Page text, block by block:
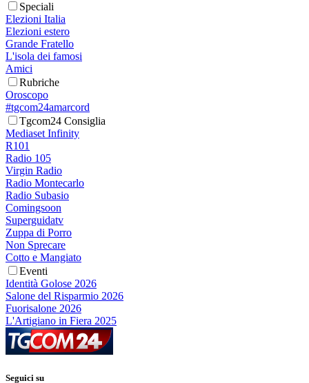
Speciali
Elezioni Italia
Elezioni estero
Grande Fratello
L'isola dei famosi
Amici
Rubriche
Oroscopo
#tgcom24amarcord
Tgcom24 Consiglia
Mediaset Infinity
R101
Radio 105
Virgin Radio
Radio Montecarlo
Radio Subasio
Comingsoon
Superguidatv
Zuppa di Porro
Non Sprecare
Cotto e Mangiato
Eventi
Identità Golose 2026
Salone del Risparmio 2026
Fuorisalone 2026
L'Artigiano in Fiera 2025
Seguici su